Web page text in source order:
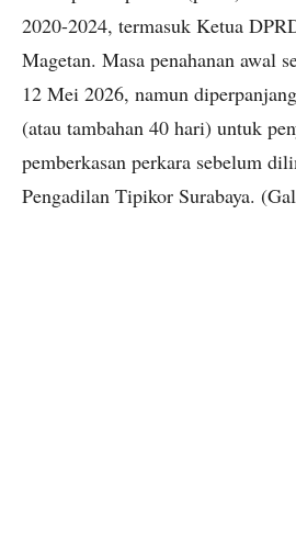
2020-2024, termasuk Ketua
Magetan. Masa penahanan awal
12 Mei 2026, namun
(atau tambahan 40 hari) untuk
pemberkasan perkara sebelum
Pengadilan Tipikor Surabaya.